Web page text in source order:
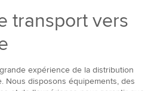
transport vers
expérience de la distribution
Nous disposons équipements, des